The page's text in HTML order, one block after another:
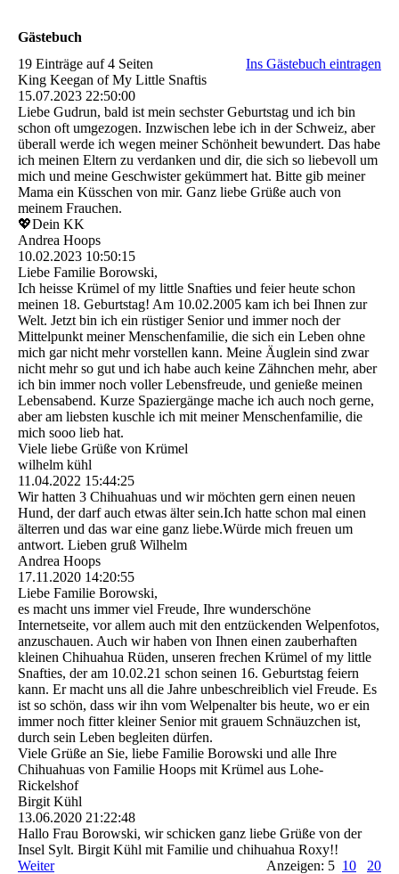
Gästebuch
19 Einträge auf 4 Seiten
Ins Gästebuch eintragen
King Keegan of My Little Snaftis
15.07.2023 22:50:00
Liebe Gudrun, bald ist mein sechster Geburtstag und ich bin
schon oft umgezogen. Inzwischen lebe ich in der Schweiz, aber
überall werde ich wegen meiner Schönheit bewundert. Das habe
ich meinen Eltern zu verdanken und dir, die sich so liebevoll um
mich und meine Geschwister gekümmert hat. Bitte gib meiner
Mama ein Küsschen von mir. Ganz liebe Grüße auch von
meinem Frauchen.
💖Dein KK
Andrea Hoops
10.02.2023 10:50:15
Liebe Familie Borowski,
Ich heisse Krümel of my little Snafties und feier heute schon
meinen 18. Geburtstag! Am 10.02.2005 kam ich bei Ihnen zur
Welt. Jetzt bin ich ein rüstiger Senior und immer noch der
Mittelpunkt meiner Menschenfamilie, die sich ein Leben ohne
mich gar nicht mehr vorstellen kann. Meine Äuglein sind zwar
nicht mehr so gut und ich habe auch keine Zähnchen mehr, aber
ich bin immer noch voller Lebensfreude, und genieße meinen
Lebensabend. Kurze Spaziergänge mache ich auch noch gerne,
aber am liebsten kuschle ich mit meiner Menschenfamilie, die
mich sooo lieb hat.
Viele liebe Grüße von Krümel
wilhelm kühl
11.04.2022 15:44:25
Wir hatten 3 Chihuahuas und wir möchten gern einen neuen
Hund, der darf auch etwas älter sein.Ich hatte schon mal einen
älterren und das war eine ganz liebe.Würde mich freuen um
antwort. Lieben gruß Wilhelm
Andrea Hoops
17.11.2020 14:20:55
Liebe Familie Borowski,
es macht uns immer viel Freude, Ihre wunderschöne
Internetseite, vor allem auch mit den entzückenden Welpenfotos,
anzuschauen. Auch wir haben von Ihnen einen zauberhaften
kleinen Chihuahua Rüden, unseren frechen Krümel of my little
Snafties, der am 10.02.21 schon seinen 16. Geburtstag feiern
kann. Er macht uns all die Jahre unbeschreiblich viel Freude. Es
ist so schön, dass wir ihn vom Welpenalter bis heute, wo er ein
immer noch fitter kleiner Senior mit grauem Schnäuzchen ist,
durch sein Leben begleiten dürfen.
Viele Grüße an Sie, liebe Familie Borowski und alle Ihre
Chihuahuas von Familie Hoops mit Krümel aus Lohe-
Rickelshof
Birgit Kühl
13.06.2020 21:22:48
Hallo Frau Borowski, wir schicken ganz liebe Grüße von der
Insel Sylt. Birgit Kühl mit Familie und chihuahua Roxy!!
Weiter
Anzeigen: 5 10 20